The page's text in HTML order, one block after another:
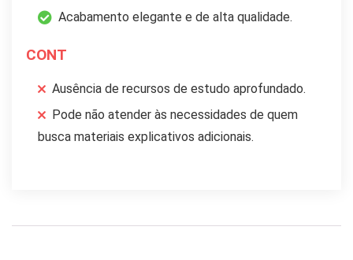
Acabamento elegante e de alta qualidade.
CONT
Ausência de recursos de estudo aprofundado.
Pode não atender às necessidades de quem
busca materiais explicativos adicionais.